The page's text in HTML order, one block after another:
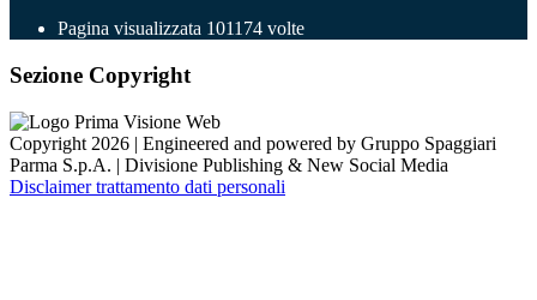
Pagina visualizzata 101174 volte
Sezione Copyright
Copyright 2026 | Engineered and powered by Gruppo Spaggiari
Parma S.p.A. | Divisione Publishing & New Social Media
Disclaimer trattamento dati personali